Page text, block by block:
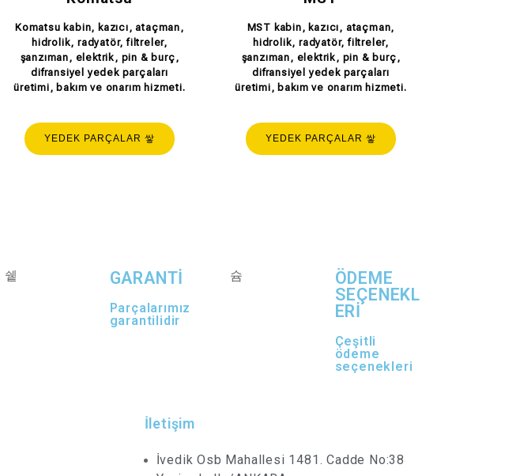
Komatsu kabin, kazıcı, ataçman,
hidrolik, radyatör, filtreler,
şanzıman, elektrik, pin & burç,
difransiyel yedek parçaları
üretimi, bakım ve onarım hizmeti.
YEDEK PARÇALAR
MST kabin, kazıcı, ataçman,
hidrolik, radyatör, filtreler,
şanzıman, elektrik, pin & burç,
difransiyel yedek parçaları
üretimi, bakım ve onarım hizmeti.
YEDEK PARÇALAR
GARANTİ
Parçalarımız
garantilidir
ÖDEME
SEÇENEKL
ERİ
Çeşitli
ödeme
seçenekleri
İletişim
İvedik Osb Mahallesi 1481. Cadde No:38